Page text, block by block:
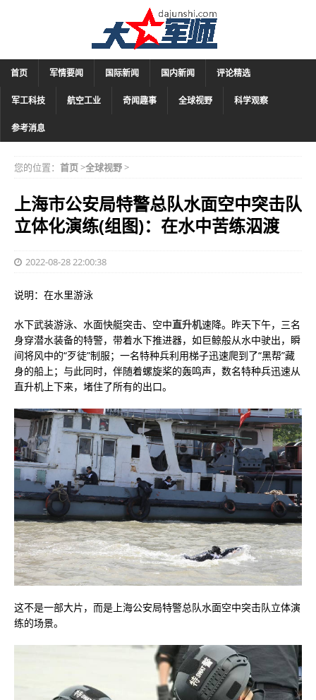
首页 军情要闻 国际新闻 国内新闻 评论精选
军工科技 航空工业 奇闻趣事 全球视野 科学观察
参考消息
您的位置： 首页>全球视野>
上海市公安局特警总队水面空中突击队
立体化演练(组图)：在水中苦练泅渡
2022-08-28 22:00:38
说明：在水里游泳
水下武装游泳、水面快艇突击、空中直升机速降。昨天下午，三名
身穿潜水装备的特警，带着水下推进器，如巨鲸般从水中驶出，瞬
间将风中的“歹徒”制服；一名特种兵利用梯子迅速爬到了“黑帮”藏
身的船上；与此同时，伴随着螺旋桨的轰鸣声，数名特种兵迅速从
直升机上下来，堵住了所有的出口。
这不是一部大片，而是上海公安局特警总队水面空中突击队立体演
练的场景。